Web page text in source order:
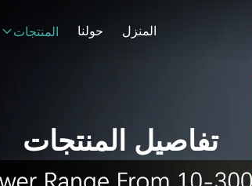
المنزل حولنا المنتجات
تفاصيل المنتجات